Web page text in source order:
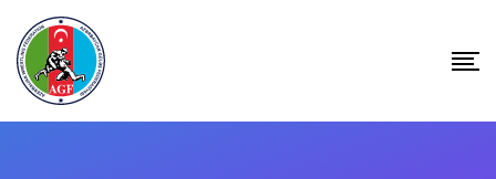
content